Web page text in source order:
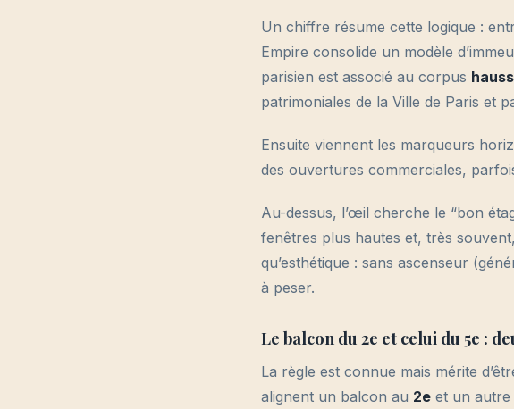
Un chiffre résume cette logique :
Empire consolide un modèle
parisien est associé au corpus
patrimoniales de la Ville de Paris et
Ensuite viennent les marqueurs
des ouvertures commerciales,
Au-dessus, l’œil cherche le “bon
fenêtres plus hautes et, très
qu’esthétique : sans ascenseur
à peser.
Le balcon du 2e et celui du 5e :
La règle est connue mais mérite
alignent un balcon au 2e et un autre